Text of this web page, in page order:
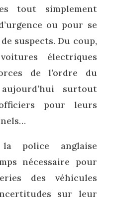
tout simplement
ou pour se
suspects. Du coup,
électriques
de l’ordre du
surtout
pour leurs
police anglaise
nécessaire pour
des véhicules
sur leur